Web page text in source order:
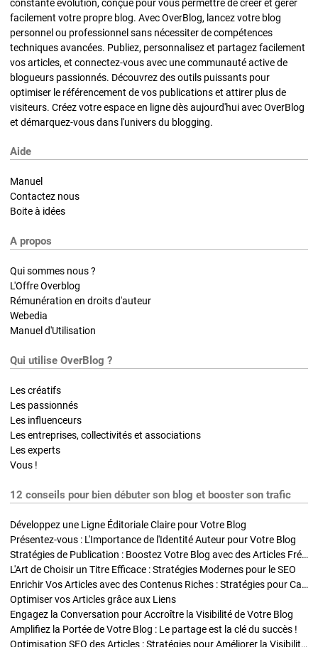
constante évolution, conçue pour vous permettre de créer et gérer
facilement votre propre blog. Avec OverBlog, lancez votre blog
personnel ou professionnel sans nécessiter de compétences
techniques avancées. Publiez, personnalisez et partagez facilement
vos articles, et connectez-vous avec une communauté active de
blogueurs passionnés. Découvrez des outils puissants pour
optimiser le référencement de vos publications et attirer plus de
visiteurs. Créez votre espace en ligne dès aujourd'hui avec OverBlog
et démarquez-vous dans l'univers du blogging.
Aide
Manuel
Contactez nous
Boite à idées
A propos
Qui sommes nous ?
L'Offre Overblog
Rémunération en droits d'auteur
Webedia
Manuel d'Utilisation
Qui utilise OverBlog ?
Les créatifs
Les passionnés
Les influenceurs
Les entreprises, collectivités et associations
Les experts
Vous !
12 conseils pour bien débuter son blog et booster son trafic
Développez une Ligne Éditoriale Claire pour Votre Blog
Présentez-vous : L'Importance de l'Identité Auteur pour Votre Blog
Stratégies de Publication : Boostez Votre Blog avec des Articles Fréquents et Exclusifs
L'Art de Choisir un Titre Efficace : Stratégies Modernes pour le SEO
Enrichir Vos Articles avec des Contenus Riches : Stratégies pour Captiver et Optimiser
Optimiser vos Articles grâce aux Liens
Engagez la Conversation pour Accroître la Visibilité de Votre Blog
Amplifiez la Portée de Votre Blog : Le partage est la clé du succès !
Optimisation SEO des Articles : Stratégies pour Améliorer la Visibilité de Votre Blog